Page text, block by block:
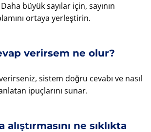
büyük sayılar için, sayının
ortaya yerleştirin.
verirsem ne olur?
sistem doğru cevabı ve nasıl
ipuçlarını sunar.
ne sıklıkta